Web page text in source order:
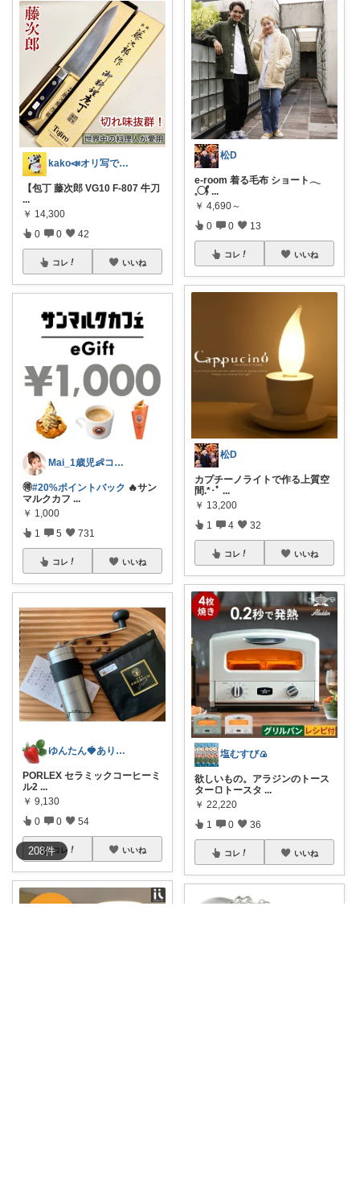
208件
kako📣オリ写で投稿継続中💎会員
【包丁 藤次郎 VG10 F-807 牛刀
...
￥ 14,300
0 0 42
コレ いいね
Mai_1歳児👶コレクション見てね💗
🉐#20%ポイントバック 🔥サン
マルクカフ ...
￥ 1,000
1 5 731
コレ いいね
ゆんたん🍓ありがとう(୨୧•͈ᴗ•͈)
PORLEX セラミックコーヒーミ
ル2 ...
￥ 9,130
0 0 54
コレ いいね
松D
e-room 着る毛布 ショート𓂃
𓈒𓋜...
￥ 4,690～
0 0 13
コレ いいね
松D
カプチーノライトで作る上質空
間.*･ﾟ ...
￥ 13,200
1 4 32
コレ いいね
塩むすび🍙
欲しいもの。アラジンのトース
ター🍞トースタ ...
￥ 22,220
1 0 36
コレ いいね